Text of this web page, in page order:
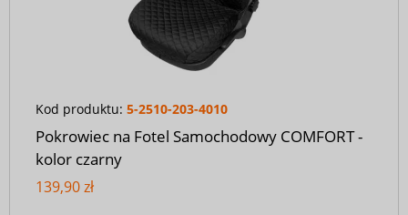
Kod produktu: 5-2510-203-4010
Pokrowiec na Fotel Samochodowy COMFORT -
kolor czarny
139,90 zł